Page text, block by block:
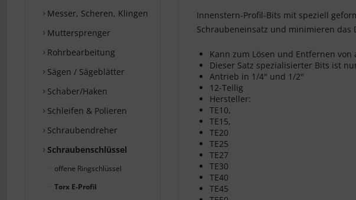
Messer, Scheren, Klingen
Muttersprenger
Rohrbearbeitung
Sägen / Sägeblätter
Schaber/Haken
Schleifen & Polieren
Schraubendreher
Schraubenschlüssel
offene Ringschlüssel
Torx E-Profil
Innenstern-Profil-Bits mit speziell
Schraubeneinsatz und minimieren das
Kann zum Lösen und Entfernen
Dieser Satz spezialisierter Bits ist
Antrieb in 1/4" und 1/2"
12-Teilig
Hersteller:
TE10,
TE15,
TE20
TE25
TE27
TE30
TE40
TE45